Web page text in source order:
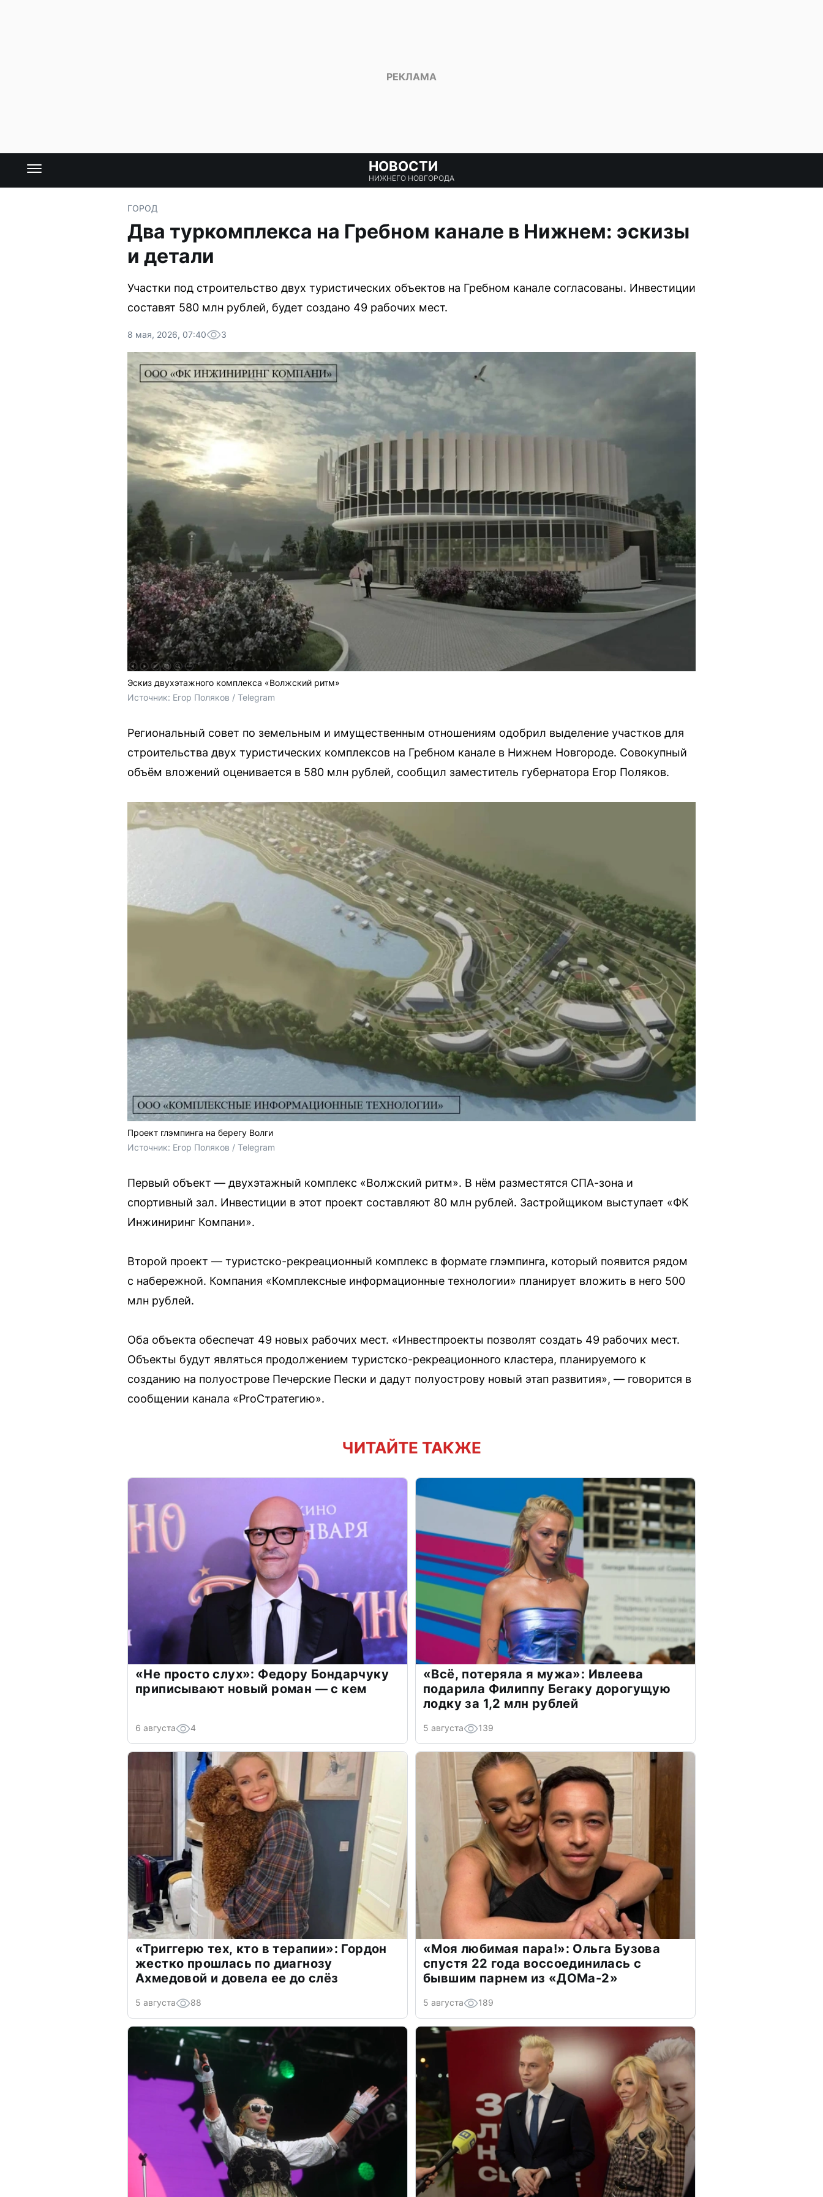
НОВОСТИ
НИЖНЕГО НОВГОРОДА
ГОРОД
Два туркомплекса на Гребном канале в Нижнем: эскизы
и детали
Участки под строительство двух туристических объектов на Гребном канале согласованы. Инвестиции
составят 580 млн рублей, будет создано 49 рабочих мест.
8 мая, 2026, 07:40 3
Эскиз двухэтажного комплекса «Волжский ритм»
Источник: Егор Поляков / Telegram
Региональный совет по земельным и имущественным отношениям одобрил выделение участков для
строительства двух туристических комплексов на Гребном канале в Нижнем Новгороде. Совокупный
объём вложений оценивается в 580 млн рублей, сообщил заместитель губернатора Егор Поляков.
Проект глэмпинга на берегу Волги
Источник: Егор Поляков / Telegram
Первый объект — двухэтажный комплекс «Волжский ритм». В нём разместятся СПА-зона и
спортивный зал. Инвестиции в этот проект составляют 80 млн рублей. Застройщиком выступает «ФК
Инжиниринг Компани».
Второй проект — туристско-рекреационный комплекс в формате глэмпинга, который появится рядом
с набережной. Компания «Комплексные информационные технологии» планирует вложить в него 500
млн рублей.
Оба объекта обеспечат 49 новых рабочих мест. «Инвестпроекты позволят создать 49 рабочих мест.
Объекты будут являться продолжением туристско-рекреационного кластера, планируемого к
созданию на полуострове Печерские Пески и дадут полуострову новый этап развития», — говорится в
сообщении канала «ProСтратегию».
ЧИТАЙТЕ ТАКЖЕ
«Не просто слух»: Федору Бондарчуку
приписывают новый роман — с кем
6 августа 4
«Всё, потеряла я мужа»: Ивлеева
подарила Филиппу Бегаку дорогущую
лодку за 1,2 млн рублей
5 августа 139
«Триггерю тех, кто в терапии»: Гордон
жестко прошлась по диагнозу
Ахмедовой и довела ее до слёз
5 августа 88
«Моя любимая пара!»: Ольга Бузова
спустя 22 года воссоединилась с
бывшим парнем из «ДОМа-2»
5 августа 189